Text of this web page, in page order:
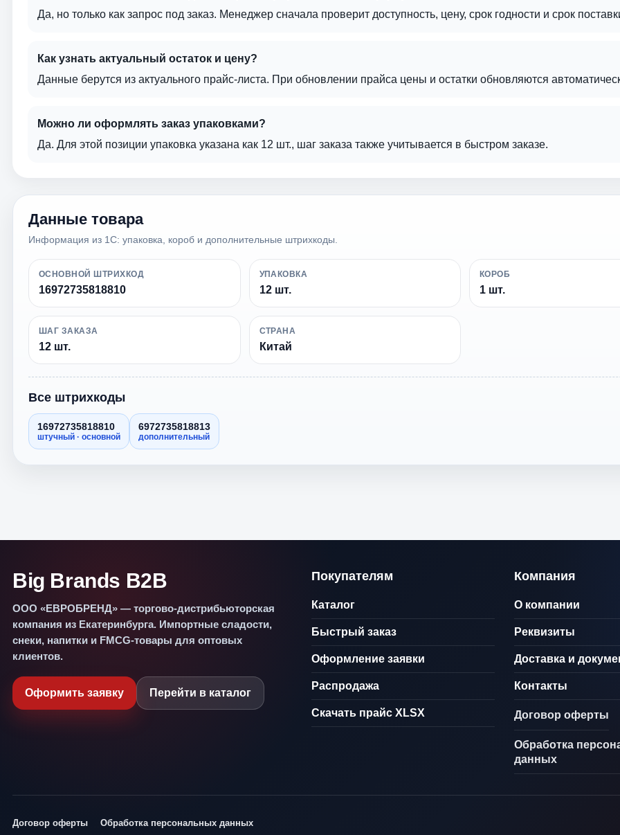
Да, но только как запрос под заказ. Менеджер сначала проверит доступность, цену, срок годности и срок
Как узнать актуальный остаток и цену?
Данные берутся из актуального прайс-листа. При обновлении прайса цены и остатки обновляются
Можно ли оформлять заказ упаковками?
Да. Для этой позиции упаковка указана как 12 шт., шаг заказа также учитывается в быстром заказе.
Данные товара
Информация из 1С: упаковка, короб и дополнительные штрихкоды.
ОСНОВНОЙ ШТРИХКОД
16972735818810
УПАКОВКА
12 шт.
КОРОБ
1 шт.
ШАГ ЗАКАЗА
12 шт.
СТРАНА
Китай
Все штрихкоды
16972735818810
штучный · основной
6972735818813
дополнительный
Big Brands B2B
ООО «ЕВРОБРЕНД» — торгово-дистрибьюторская
компания из Екатеринбурга. Импортные сладости,
снеки, напитки и FMCG-товары для оптовых
клиентов.
Оформить заявку Перейти в каталог
Покупателям
Каталог
Быстрый заказ
Оформление заявки
Распродажа
Скачать прайс XLSX
Компания
О компании
Реквизиты
Доставка и
Контакты
Договор оферты
Обработка
данных
Договор оферты Обработка персональных данных